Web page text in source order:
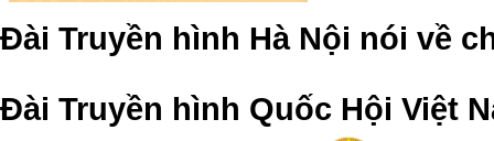
Đài Truyền hình Hà Nội nói về
Đài Truyền hình Quốc Hội Việt